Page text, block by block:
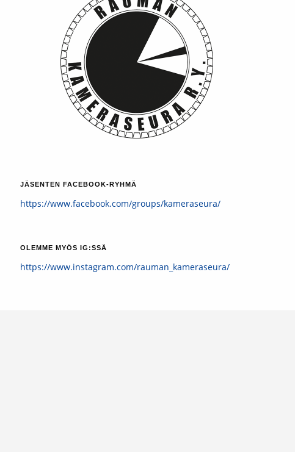
JÄSENTEN FACEBOOK-RYHMÄ
https://www.facebook.com/groups/kameraseura/
OLEMME MYÖS IG:SSÄ
https://www.instagram.com/rauman_kameraseura/